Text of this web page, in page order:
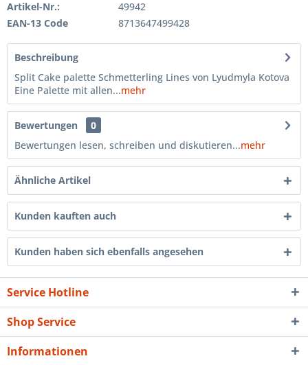
Artikel-Nr.:
49942
EAN-13 Code
8713647499428
Beschreibung
Split Cake palette Schmetterling Lines von Lyudmyla Kotova
Eine Palette mit allen...mehr
Bewertungen
0
Bewertungen lesen, schreiben und diskutieren...mehr
Ähnliche Artikel
Kunden kauften auch
Kunden haben sich ebenfalls angesehen
Service Hotline
Shop Service
Informationen